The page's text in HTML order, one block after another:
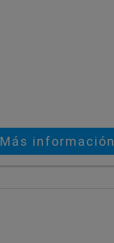
Más información